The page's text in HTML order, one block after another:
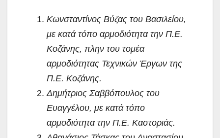
Κωνσταντίνος Βύζας του Βασιλείου,
με κατά τόπο αρμοδιότητα την Π.Ε.
Κοζάνης, πλην του τομέα
αρμοδιότητας Τεχνικών Έργων της
Π.Ε. Κοζάνης.
Δημήτριος Σαββόπουλος του
Ευαγγέλου, με κατά τόπο
αρμοδιότητα την Π.Ε. Καστοριάς.